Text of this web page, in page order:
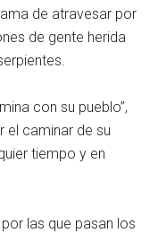
de atravesar por
de gente herida
con su pueblo”,
el caminar de su
tiempo y en
las que pasan los